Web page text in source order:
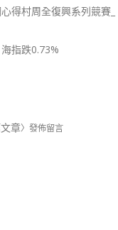
得村周全復興系列競賽_
指跌0.73%
章〉發佈留言